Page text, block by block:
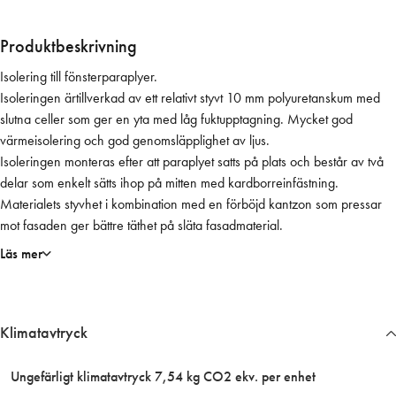
l
y
I
s
o
l
e
r
i
n
0
2
Klimatavtryck
Ungefärligt klimatavtryck 7,54 kg CO2 ekv. per enhet
Produktbeskrivning
Isolering till fönsterparaplyer.
Isoleringen ärtillverkad av ett relativt styvt 10 mm polyuretanskum med
slutna celler som ger en yta med låg fuktupptagning. Mycket god
värmeisolering och god genomsläpplighet av ljus.
Isoleringen monteras efter att paraplyet satts på plats och består av två
delar som enkelt sätts ihop på mitten med kardborreinfästning.
Materialets styvhet i kombination med en förböjd kantzon som pressar
mot fasaden ger bättre täthet på släta fasadmaterial.
Läs mer